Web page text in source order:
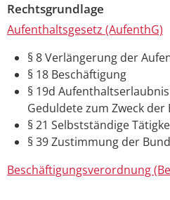
Rechtsgrundlage
Aufenthaltsgesetz (AufenthG)
§ 8 Verlängerung der
§ 18 Beschäftigung
§ 19d
Geduldete zum Zweck der
§ 21 Selbstständige
§ 39 Zustimmung der
Beschäftigungsverordnung